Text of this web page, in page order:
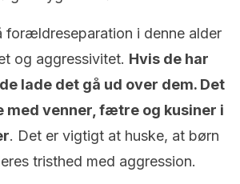
forældreseparation i denne alder
og aggressivitet. Hvis de har
lade det gå ud over dem. Det
med venner, fætre og kusiner i
. Det er vigtigt at huske, at børn
tristhed med aggression.